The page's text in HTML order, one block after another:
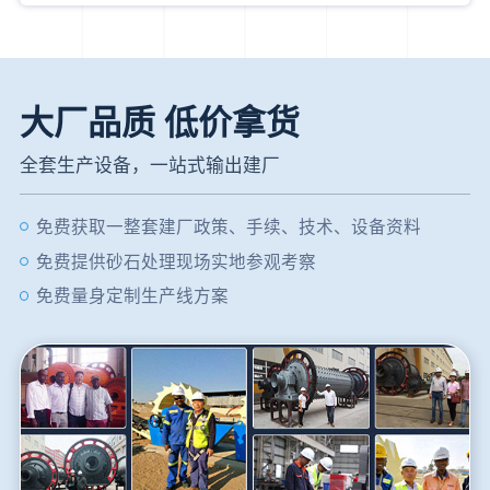
大厂品质 低价拿货
全套生产设备，一站式输出建厂
免费获取一整套建厂政策、手续、技术、设备资料
免费提供砂石处理现场实地参观考察
免费量身定制生产线方案